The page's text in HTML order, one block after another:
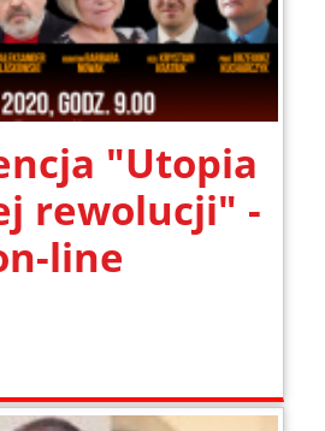
"Utopia
rewolucji" -
line